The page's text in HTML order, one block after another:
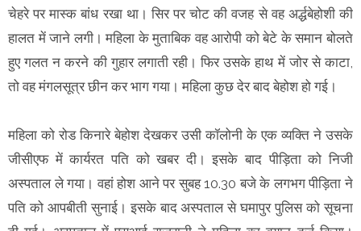
चेहरे पर मास्क बांध रखा था। सिर पर चोट की वजह से वह अर्द्धबेहोशी की
हालत में जाने लगी। महिला के मुताबिक वह आरोपी को बेटे के समान बोलते
हुए गलत न करने की गुहार लगाती रही। फिर उसके हाथ में जोर से काटा,
तो वह मंगलसूत्र छीन कर भाग गया। महिला कुछ देर बाद बेहोश हो गई।
महिला को रोड किनारे बेहोश देखकर उसी कॉलोनी के एक व्यक्ति ने उसके
जीसीएफ में कार्यरत पति को खबर दी। इसके बाद पीड़िता को निजी
अस्पताल ले गया। वहां होश आने पर सुबह 10.30 बजे के लगभग पीड़िता ने
पति को आपबीती सुनाई। इसके बाद अस्पताल से घमापुर पुलिस को सूचना